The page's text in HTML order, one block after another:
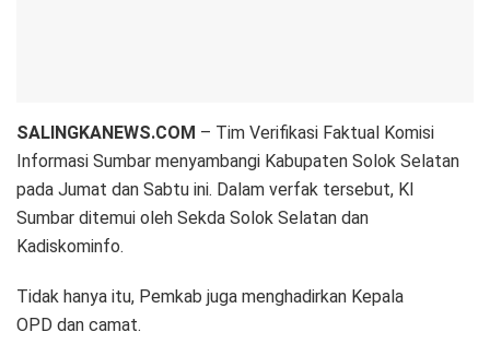
SALINGKANEWS.COM – Tim Verifikasi Faktual Komisi
Informasi Sumbar menyambangi Kabupaten Solok Selatan
pada Jumat dan Sabtu ini. Dalam verfak tersebut, KI
Sumbar ditemui oleh Sekda Solok Selatan dan
Kadiskominfo.
Tidak hanya itu, Pemkab juga menghadirkan Kepala
OPD dan camat.